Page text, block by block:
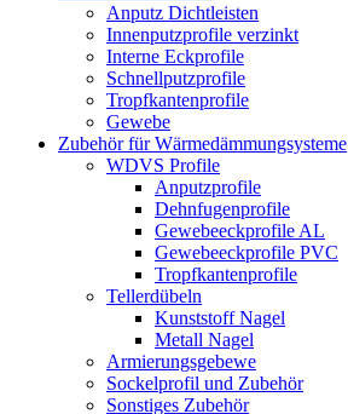
Anputz Dichtleisten
Innenputzprofile verzinkt
Interne Eckprofile
Schnellputzprofile
Tropfkantenprofile
Gewebe
Zubehör für Wärmedämmungsysteme
WDVS Profile
Anputzprofile
Dehnfugenprofile
Gewebeeckprofile AL
Gewebeeckprofile PVC
Tropfkantenprofile
Tellerdübeln
Kunststoff Nagel
Metall Nagel
Armierungsgebewe
Sockelprofil und Zubehör
Sonstiges Zubehör